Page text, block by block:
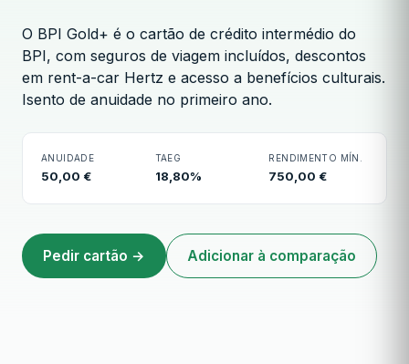
O BPI Gold+ é o cartão de crédito intermédio do
BPI, com seguros de viagem incluídos, descontos
em rent-a-car Hertz e acesso a benefícios culturais.
Isento de anuidade no primeiro ano.
ANUIDADE
50,00 €
TAEG
18,80%
RENDIMENTO MÍN.
750,00 €
Pedir cartão → Adicionar à comparação